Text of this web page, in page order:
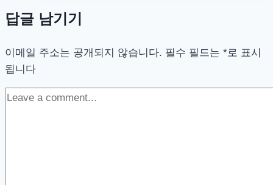
답글 남기기
이메일 주소는 공개되지 않습니다. 필수 필드는 *로 표시
됩니다